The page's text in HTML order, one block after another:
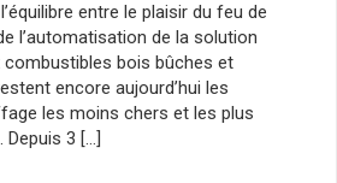
entre le plaisir du feu de
l’automatisation de la solution
combustibles bois bûches et
encore aujourd’hui les
les moins chers et les plus
3 […]